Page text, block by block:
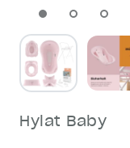
Hylat Baby